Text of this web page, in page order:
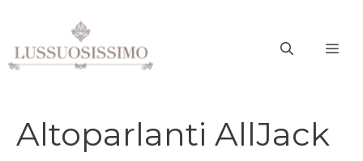
contenuto
Altoparlanti AllJack